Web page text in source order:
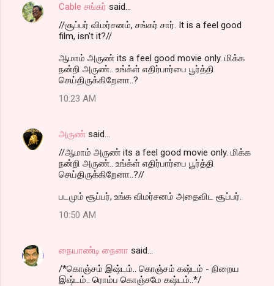
Cable சங்கர் said…
//சூப்பர் விமர்சனம், சங்கர் சார். It is a feel good
film, isn't it?//
ஆமாம் அருண் its a feel good movie only. மிக்க
நன்றி அருண்.. உங்க்ள் எதிர்பார்பை பூர்த்தி
செய்திருக்கிறேனா..?
10:23 AM
அருண் said…
//ஆமாம் அருண் its a feel good movie only. மிக்க
நன்றி அருண்.. உங்க்ள் எதிர்பார்பை பூர்த்தி
செய்திருக்கிறேனா..?//
படமும் சூப்பர், உங்க விமர்சனம் அதைவிட சூப்பர்.
10:50 AM
நையாண்டி நைனா said…
/*கொஞ்சம் இஷ்டம்.. கொஞ்சம் கஷ்டம் - நிறைய
இஷ்டம்.. ரொம்ப கொஞ்சமே கஷ்டம்..*/